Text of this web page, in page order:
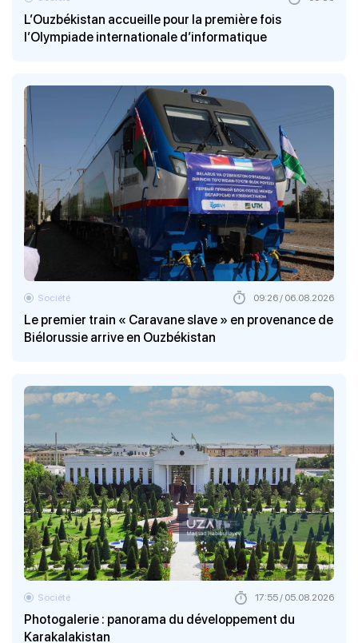
L’Ouzbékistan accueille pour la première fois
l’Olympiade internationale d’informatique
Le premier train « Caravane slave » en provenance de
Biélorussie arrive en Ouzbékistan
Société 09:26 / 06.08.2026
Photogalerie : panorama du développement du
Karakalakistan
Société 17:55 / 05.08.2026